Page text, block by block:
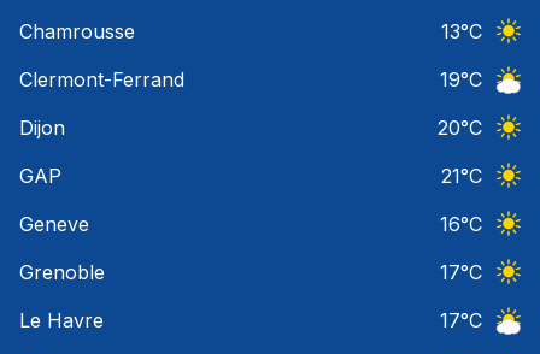
Chamrousse
13°C
Clermont-Ferrand
19°C
Dijon
20°C
GAP
21°C
Geneve
16°C
Grenoble
17°C
Le Havre
17°C